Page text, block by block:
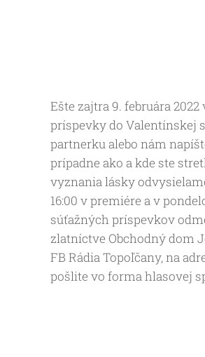
Ešte zajtra 9. februára
príspevky do Valentínskej
partnerku alebo nám
prípadne ako a kde ste
vyznania lásky
16:00 v premiére a v
súťažných príspevkov
zlatníctve Obchodný dom
FB Rádia Topoľčany, na
pošlite vo forma hlasovej